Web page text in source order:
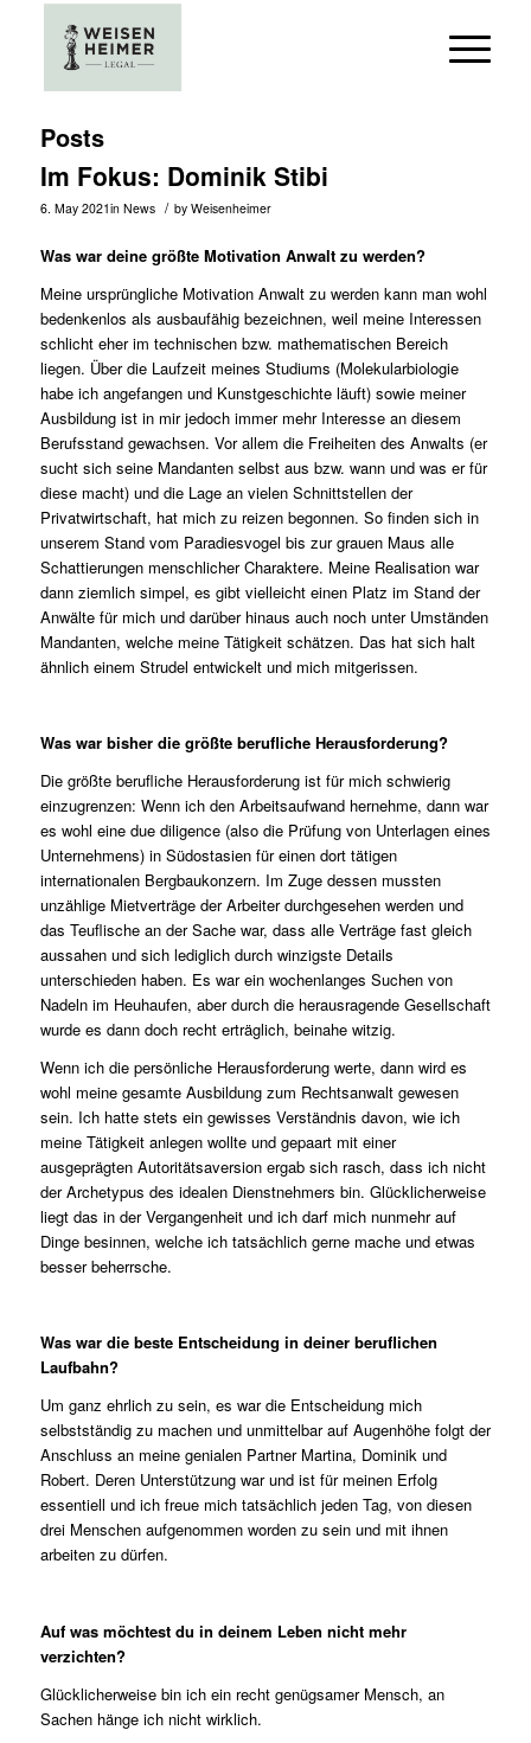
Posts
Im Fokus: Dominik Stibi
6. May 2021in News / by Weisenheimer
Was war deine größte Motivation Anwalt zu werden?
Meine ursprüngliche Motivation Anwalt zu werden kann man wohl
bedenkenlos als ausbaufähig bezeichnen, weil meine Interessen
schlicht eher im technischen bzw. mathematischen Bereich
liegen. Über die Laufzeit meines Studiums (Molekularbiologie
habe ich angefangen und Kunstgeschichte läuft) sowie meiner
Ausbildung ist in mir jedoch immer mehr Interesse an diesem
Berufsstand gewachsen. Vor allem die Freiheiten des Anwalts (er
sucht sich seine Mandanten selbst aus bzw. wann und was er für
diese macht) und die Lage an vielen Schnittstellen der
Privatwirtschaft, hat mich zu reizen begonnen. So finden sich in
unserem Stand vom Paradiesvogel bis zur grauen Maus alle
Schattierungen menschlicher Charaktere. Meine Realisation war
dann ziemlich simpel, es gibt vielleicht einen Platz im Stand der
Anwälte für mich und darüber hinaus auch noch unter Umständen
Mandanten, welche meine Tätigkeit schätzen. Das hat sich halt
ähnlich einem Strudel entwickelt und mich mitgerissen.
Was war bisher die größte berufliche Herausforderung?
Die größte berufliche Herausforderung ist für mich schwierig
einzugrenzen: Wenn ich den Arbeitsaufwand hernehme, dann war
es wohl eine due diligence (also die Prüfung von Unterlagen eines
Unternehmens) in Südostasien für einen dort tätigen
internationalen Bergbaukonzern. Im Zuge dessen mussten
unzählige Mietverträge der Arbeiter durchgesehen werden und
das Teuflische an der Sache war, dass alle Verträge fast gleich
aussahen und sich lediglich durch winzigste Details
unterschieden haben. Es war ein wochenlanges Suchen von
Nadeln im Heuhaufen, aber durch die herausragende Gesellschaft
wurde es dann doch recht erträglich, beinahe witzig.
Wenn ich die persönliche Herausforderung werte, dann wird es
wohl meine gesamte Ausbildung zum Rechtsanwalt gewesen
sein. Ich hatte stets ein gewisses Verständnis davon, wie ich
meine Tätigkeit anlegen wollte und gepaart mit einer
ausgeprägten Autoritätsaversion ergab sich rasch, dass ich nicht
der Archetypus des idealen Dienstnehmers bin. Glücklicherweise
liegt das in der Vergangenheit und ich darf mich nunmehr auf
Dinge besinnen, welche ich tatsächlich gerne mache und etwas
besser beherrsche.
Was war die beste Entscheidung in deiner beruflichen
Laufbahn?
Um ganz ehrlich zu sein, es war die Entscheidung mich
selbstständig zu machen und unmittelbar auf Augenhöhe folgt der
Anschluss an meine genialen Partner Martina, Dominik und
Robert. Deren Unterstützung war und ist für meinen Erfolg
essentiell und ich freue mich tatsächlich jeden Tag, von diesen
drei Menschen aufgenommen worden zu sein und mit ihnen
arbeiten zu dürfen.
Auf was möchtest du in deinem Leben nicht mehr
verzichten?
Glücklicherweise bin ich ein recht genügsamer Mensch, an
Sachen hänge ich nicht wirklich.